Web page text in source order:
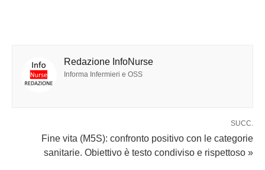
Redazione InfoNurse
Informa Infermieri e OSS
SUCC.
Fine vita (M5S): confronto positivo con le categorie
sanitarie. Obiettivo è testo condiviso e rispettoso »